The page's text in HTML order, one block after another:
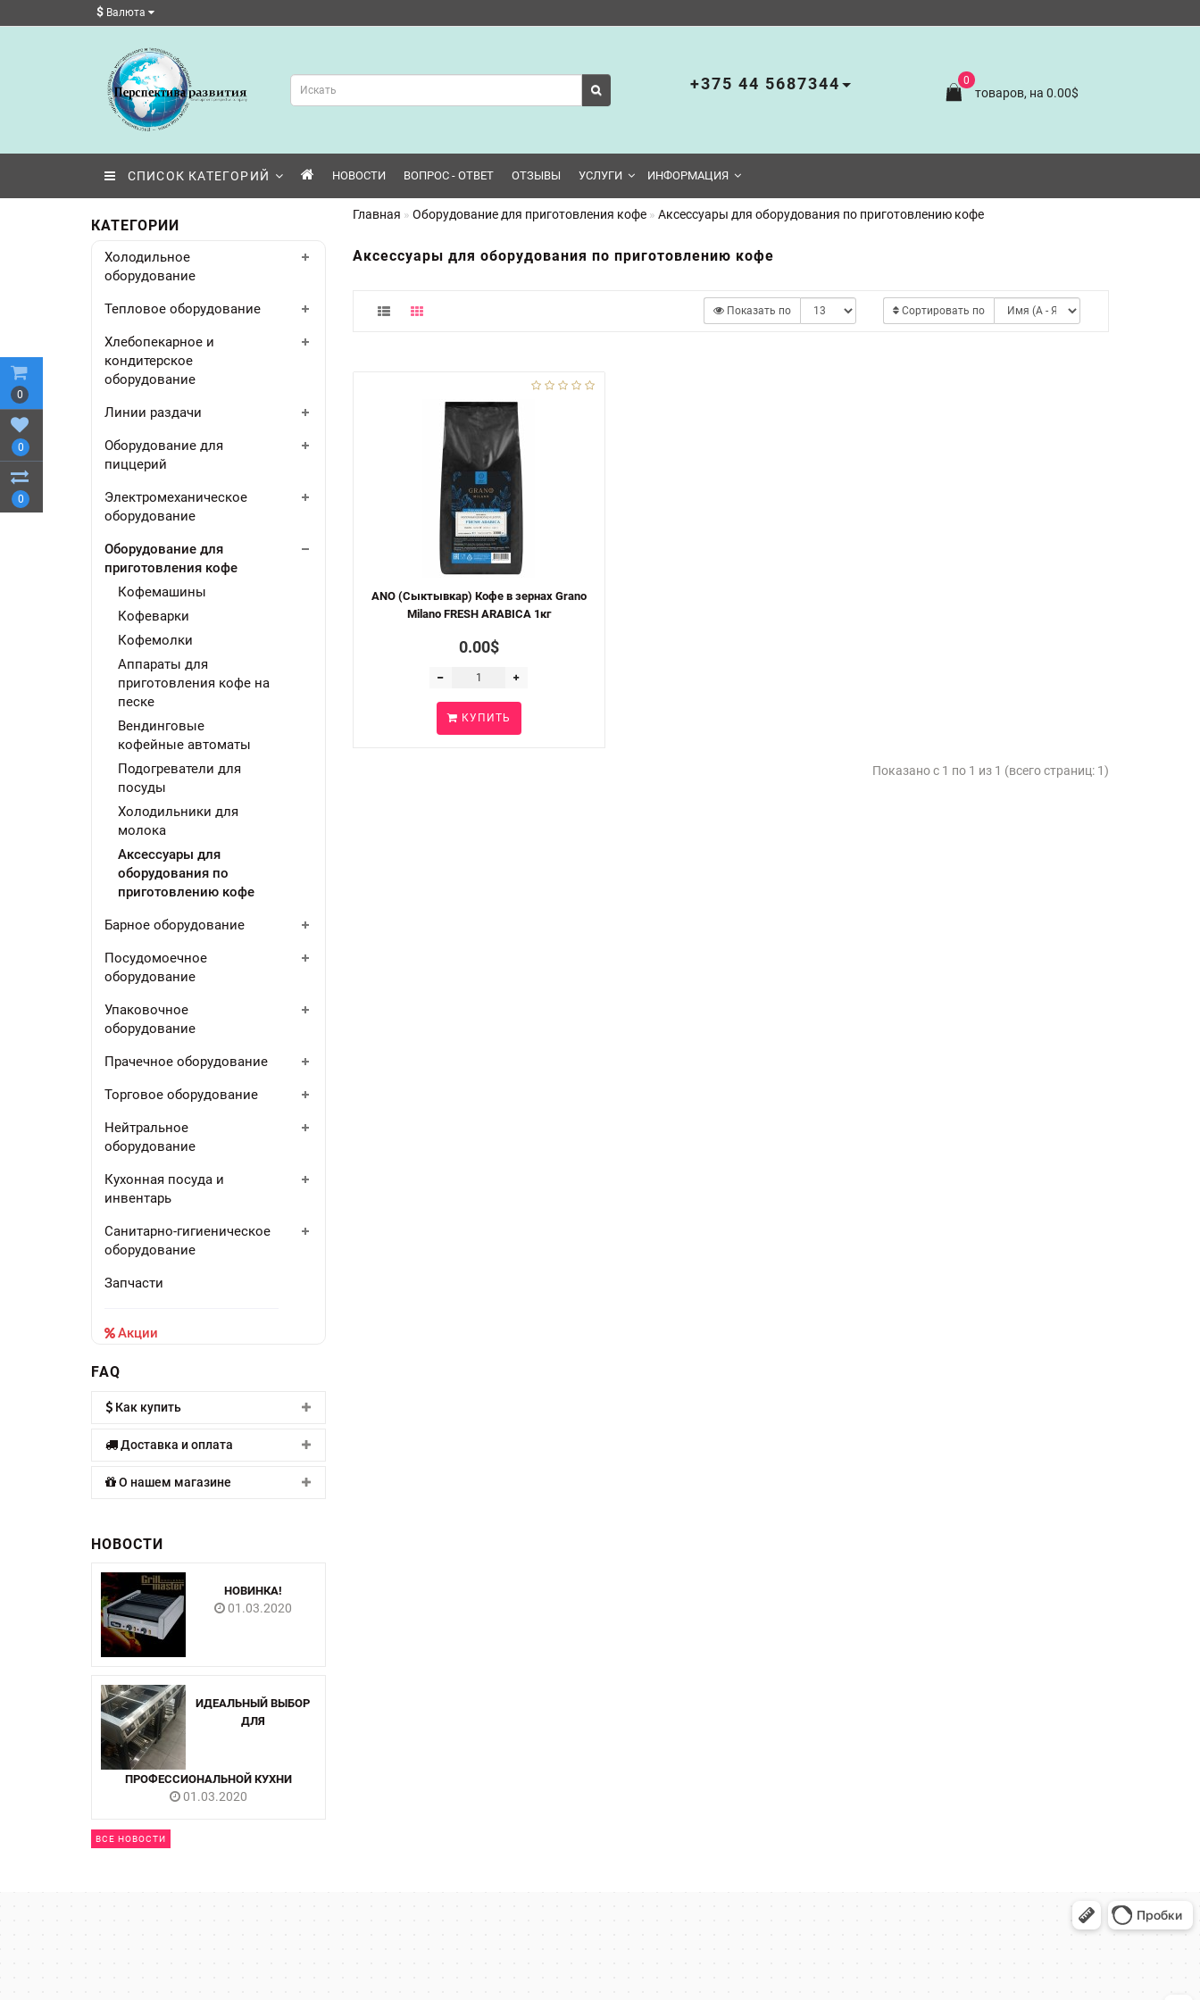
0
0
0
$ Валюта
0
товаров, на 0.00$
+375 44 5687344
СПИСОК КАТЕГОРИЙ НОВОСТИ ВОПРОС - ОТВЕТ ОТЗЫВЫ УСЛУГИ ИНФОРМАЦИЯ
КАТЕГОРИИ
Холодильное
оборудование
Тепловое оборудование
Хлебопекарное и
кондитерское
оборудование
Линии раздачи
Оборудование для
пиццерий
Электромеханическое
оборудование
Оборудование для
приготовления кофе
Кофемашины
Кофеварки
Кофемолки
Аппараты для
приготовления кофе на
песке
Вендинговые
кофейные автоматы
Подогреватели для
посуды
Холодильники для
молока
Аксессуары для
оборудования по
приготовлению кофе
Барное оборудование
Посудомоечное
оборудование
Упаковочное
оборудование
Прачечное оборудование
Торговое оборудование
Нейтральное
оборудование
Кухонная посуда и
инвентарь
Санитарно-гигиеническое
оборудование
Запчасти
Акции
FAQ
Как купить
Доставка и оплата
О нашем магазине
НОВОСТИ
НОВИНКА!
01.03.2020
ИДЕАЛЬНЫЙ ВЫБОР
ДЛЯ
ПРОФЕССИОНАЛЬНОЙ КУХНИ
01.03.2020
ВСЕ НОВОСТИ
Главная Оборудование для приготовления кофе Аксессуары для оборудования по приготовлению кофе
Аксессуары для оборудования по приготовлению кофе
Сортировать по
Показать по
ANO (Сыктывкар) Кофе в зернах Grano
Milano FRESH ARABICA 1кг
0.00$
КУПИТЬ
Показано с 1 по 1 из 1 (всего страниц: 1)